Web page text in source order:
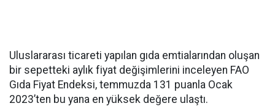
Uluslararası ticareti yapılan gıda emtialarından oluşan
bir sepetteki aylık fiyat değişimlerini inceleyen FAO
Gıda Fiyat Endeksi, temmuzda 131 puanla Ocak
2023’ten bu yana en yüksek değere ulaştı.